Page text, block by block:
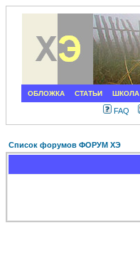
ОБЛОЖКА СТАТЬИ ШКОЛА
FAQ
Список форумов ФОРУМ ХЭ